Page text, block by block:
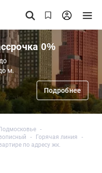
0%
м.
Подробнее
Горячая линия
по адресу жк.